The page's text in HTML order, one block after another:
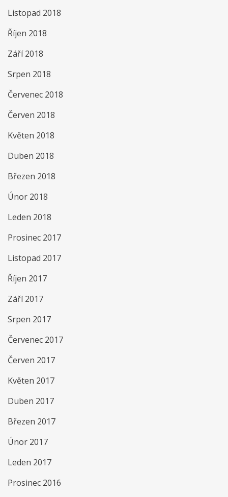
Listopad 2018
Říjen 2018
Září 2018
Srpen 2018
Červenec 2018
Červen 2018
Květen 2018
Duben 2018
Březen 2018
Únor 2018
Leden 2018
Prosinec 2017
Listopad 2017
Říjen 2017
Září 2017
Srpen 2017
Červenec 2017
Červen 2017
Květen 2017
Duben 2017
Březen 2017
Únor 2017
Leden 2017
Prosinec 2016